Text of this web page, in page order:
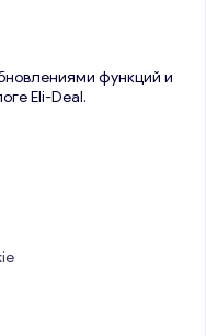
функций и
Eli-Deal.